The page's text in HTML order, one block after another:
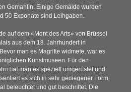
Gemahlin. Einige Gemälde wurden
50 Exponate sind Leihgaben.
auf dem «Mont des Arts» von Brüssel
aus dem 18. Jahrhundert in
man es Magritte widmete, war es
Kunstmuseen. Für den
hat man es speziell umgerüstet und
es sich in sehr gediegener Form,
beleuchtet und gut beschriftet. Die